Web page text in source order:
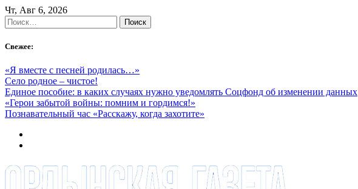
Skip
to
content
Чт, Авг 6, 2026
Найти:
Свежее:
«Я вместе с песней родилась…»
Село родное – чистое!
Единое пособие: в каких случаях нужно уведомлять Соцфонд об изменении данных
«Герои забытой войны: помним и гордимся!»
Познавательный час «Расскажу, когда захотите»